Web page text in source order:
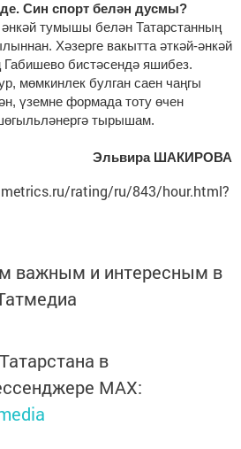
Син спорт белән дусмы?
тумышы белән Татарстанның
Хәзерге вакытта әткәй-әнкәй
бистәсендә яшибез.
мөмкинлек булган саен чаңгы
үземне формада тоту өчен
тырышам.
Эльвира ШАКИРОВА
rating/ru/843/hour.html?
важным и интересным в
в
MАХ: